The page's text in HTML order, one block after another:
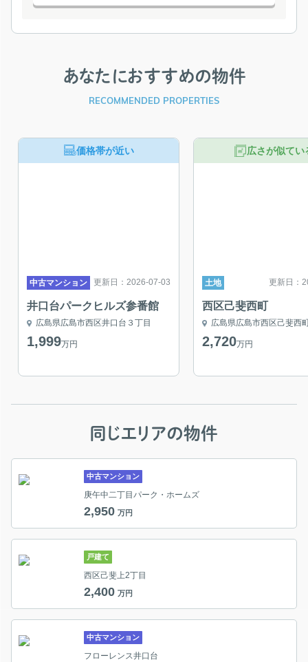
あなたにおすすめの物件
RECOMMENDED PROPERTIES
価格帯が近い
中古マンション 更新日：2026-07-03
井口台パークヒルズ参番館
広島県広島市西区井口台３丁目
1,999万円
広さが似てい
土地 更新日：
西区己斐西町
広島県広島市西区己斐西
2,720万円
同じエリアの物件
中古マンション
庚午中二丁目パーク・ホームズ
2,950 万円
戸建て
西区己斐上2丁目
2,400 万円
中古マンション
フローレンス井口台